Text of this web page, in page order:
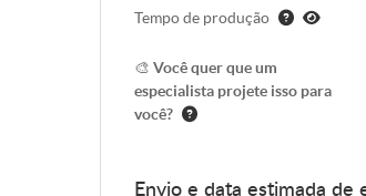
Tempo de produção
🎨 Você quer que um
especialista projete isso para
você?
Envio e data estimada de